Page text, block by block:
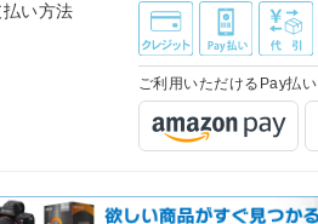
い方法
ご利用いただけるPay払い